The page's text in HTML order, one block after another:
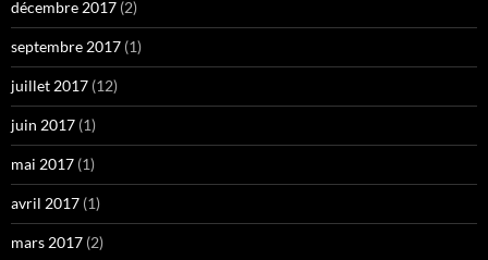
décembre 2017 (2)
septembre 2017 (1)
juillet 2017 (12)
juin 2017 (1)
mai 2017 (1)
avril 2017 (1)
mars 2017 (2)